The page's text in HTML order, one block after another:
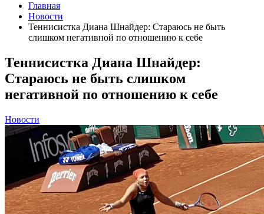
Главная
Новости
Теннисистка Диана Шнайдер: Стараюсь не быть
слишком негативной по отношению к себе
Теннисистка Диана Шнайдер:
Стараюсь не быть слишком
негативной по отношению к себе
Новости